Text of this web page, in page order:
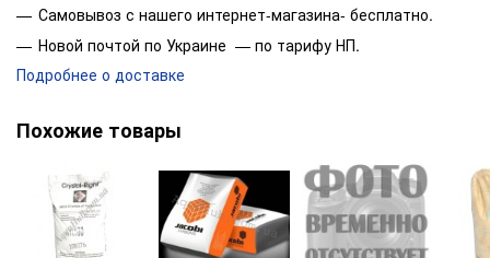
Самовывоз с нашего интернет-магазина- бесплатно.
Новой почтой по Украине — по тарифу НП.
Подробнее о доставке
Похожие товары